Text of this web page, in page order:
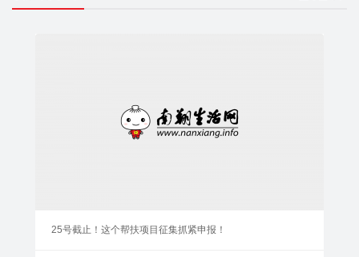
25号截止！这个帮扶项目征集抓紧申报！